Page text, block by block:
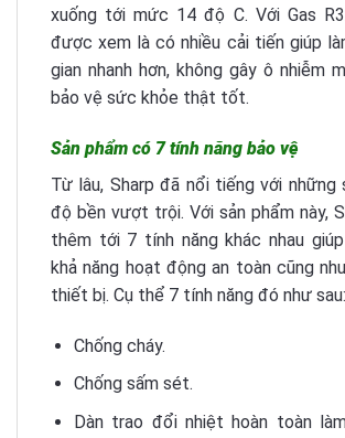
xuống tới mức 14 độ C. Với Gas
được xem là có nhiều cải tiến giúp
gian nhanh hơn, không gây ô nhiễm
bảo vệ sức khỏe thật tốt.
Sản phẩm có 7 tính năng bảo vệ
Từ lâu, Sharp đã nổi tiếng với những
độ bền vượt trội. Với sản phẩm này,
thêm tới 7 tính năng khác nhau
khả năng hoạt động an toàn cũng
thiết bị. Cụ thể 7 tính năng đó như sau:
Chống cháy.
Chống sấm sét.
Dàn trao đổi nhiệt hoàn toàn